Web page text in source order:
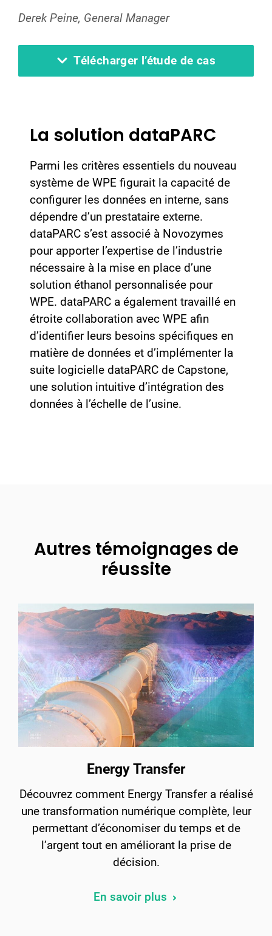
Derek Peine, General Manager
Télécharger l’étude de cas
La solution dataPARC
Parmi les critères essentiels du nouveau
système de WPE figurait la capacité de
configurer les données en interne, sans
dépendre d’un prestataire externe.
dataPARC s’est associé à Novozymes
pour apporter l’expertise de l’industrie
nécessaire à la mise en place d’une
solution éthanol personnalisée pour
WPE. dataPARC a également travaillé en
étroite collaboration avec WPE afin
d’identifier leurs besoins spécifiques en
matière de données et d’implémenter la
suite logicielle dataPARC de Capstone,
une solution intuitive d’intégration des
données à l’échelle de l’usine.
Autres témoignages de
réussite
Energy Transfer
Découvrez comment Energy Transfer a réalisé
une transformation numérique complète, leur
permettant d’économiser du temps et de
l’argent tout en améliorant la prise de
décision.
En savoir plus